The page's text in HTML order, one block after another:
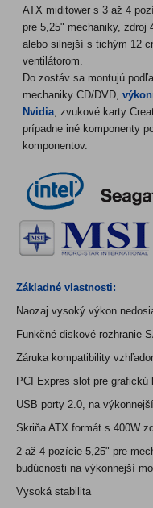
ATX miditower s 3 až 4
pre 5,25" mechaniky, zdroj
alebo silnejší s tichým 12
ventilátorom.
Do zostáv sa montujú
mechaniky CD/DVD,
Nvidia, zvukové karty
prípadne iné komponenty
komponentov.
Základné vlastnosti:
Naozaj vysoký výkon
Funkčné diskové rozhranie
Záruka kompatibility
PCI Expres slot pre
USB porty 2.0, na
Skriňa ATX formát s 400W
2 až 4 pozície 5,25" pre
budúcnosti na výkonnejší
Vysoká stabilita